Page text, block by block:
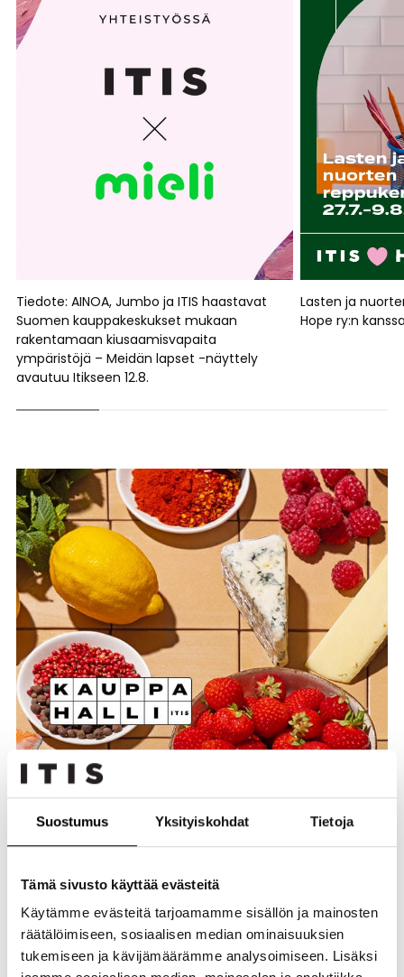
Suostumus Yksityiskohdat Tietoja
Tämä sivusto käyttää evästeitä
Käytämme evästeitä tarjoamamme sisällön ja mainosten
räätälöimiseen, sosiaalisen median ominaisuuksien
tukemiseen ja kävijämäärämme analysoimiseen. Lisäksi
Tiedote: AINOA, Jumbo ja ITIS haastavat
Suomen kauppakeskukset mukaan
rakentamaan kiusaamisvapaita
ympäristöjä – Meidän lapset -näyttely
avautuu Itikseen 12.8.
Lasten ja
Hope ry:n